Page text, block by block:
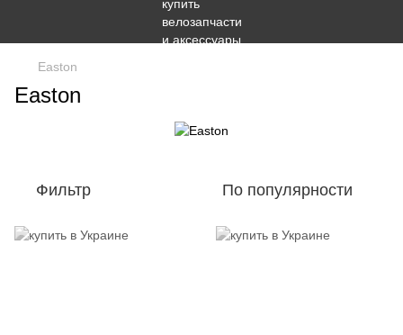
Easton
Easton
Фильтр По популярности